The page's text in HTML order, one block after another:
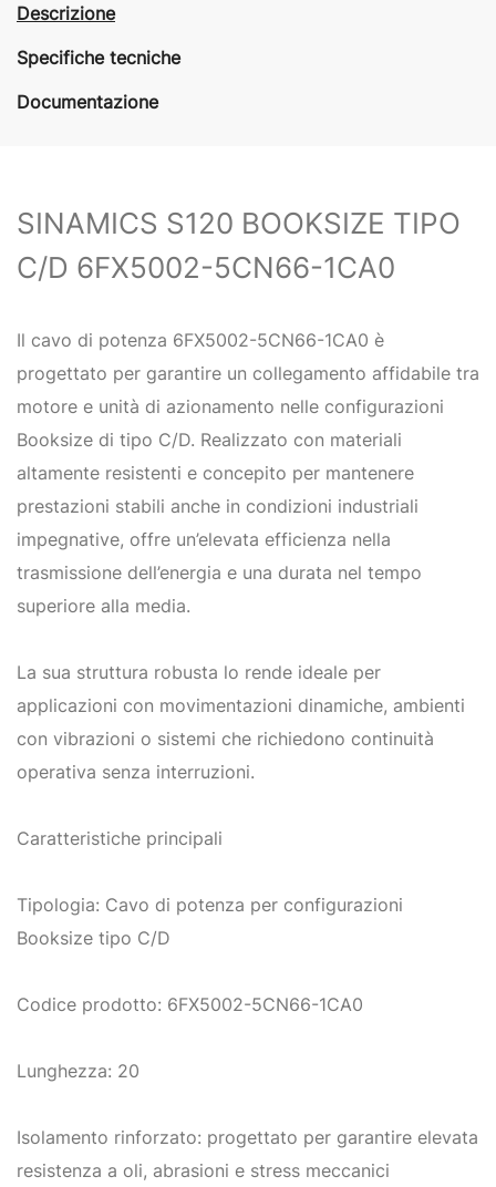
Descrizione
Specifiche tecniche
Documentazione
SINAMICS S120 BOOKSIZE TIPO
C/D 6FX5002-5CN66-1CA0
Il cavo di potenza 6FX5002-5CN66-1CA0 è
progettato per garantire un collegamento affidabile tra
motore e unità di azionamento nelle configurazioni
Booksize di tipo C/D. Realizzato con materiali
altamente resistenti e concepito per mantenere
prestazioni stabili anche in condizioni industriali
impegnative, offre un’elevata efficienza nella
trasmissione dell’energia e una durata nel tempo
superiore alla media.
La sua struttura robusta lo rende ideale per
applicazioni con movimentazioni dinamiche, ambienti
con vibrazioni o sistemi che richiedono continuità
operativa senza interruzioni.
Caratteristiche principali
Tipologia: Cavo di potenza per configurazioni
Booksize tipo C/D
Codice prodotto: 6FX5002-5CN66-1CA0
Lunghezza: 20
Isolamento rinforzato: progettato per garantire elevata
resistenza a oli, abrasioni e stress meccanici